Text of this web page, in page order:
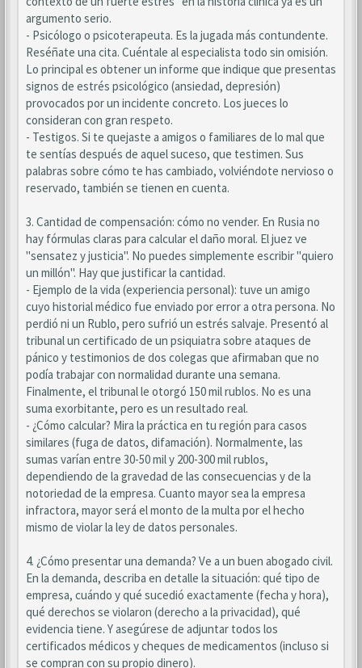
argumento serio.
- Psicólogo o psicoterapeuta. Es la jugada más contundente.
Reséñate una cita. Cuéntale al especialista todo sin omisión.
Lo principal es obtener un informe que indique que presentas
signos de estrés psicológico (ansiedad, depresión)
provocados por un incidente concreto. Los jueces lo
consideran con gran respeto.
- Testigos. Si te quejaste a amigos o familiares de lo mal que
te sentías después de aquel suceso, que testimen. Sus
palabras sobre cómo te has cambiado, volviéndote nervioso o
reservado, también se tienen en cuenta.
3. Cantidad de compensación: cómo no vender. En Rusia no
hay fórmulas claras para calcular el daño moral. El juez ve
"sensatez y justicia". No puedes simplemente escribir "quiero
un millón". Hay que justificar la cantidad.
- Ejemplo de la vida (experiencia personal): tuve un amigo
cuyo historial médico fue enviado por error a otra persona. No
perdió ni un Rublo, pero sufrió un estrés salvaje. Presentó al
tribunal un certificado de un psiquiatra sobre ataques de
pánico y testimonios de dos colegas que afirmaban que no
podía trabajar con normalidad durante una semana.
Finalmente, el tribunal le otorgó 150 mil rublos. No es una
suma exorbitante, pero es un resultado real.
- ¿Cómo calcular? Mira la práctica en tu región para casos
similares (fuga de datos, difamación). Normalmente, las
sumas varían entre 30-50 mil y 200-300 mil rublos,
dependiendo de la gravedad de las consecuencias y de la
notoriedad de la empresa. Cuanto mayor sea la empresa
infractora, mayor será el monto de la multa por el hecho
mismo de violar la ley de datos personales.
4. ¿Cómo presentar una demanda? Ve a un buen abogado civil.
En la demanda, describa en detalle la situación: qué tipo de
empresa, cuándo y qué sucedió exactamente (fecha y hora),
qué derechos se violaron (derecho a la privacidad), qué
evidencia tiene. Y asegúrese de adjuntar todos los
certificados médicos y cheques de medicamentos (incluso si
se compran con su propio dinero).